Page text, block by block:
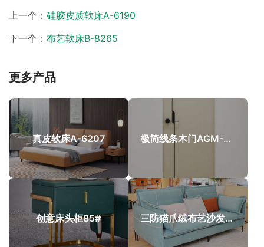
上一个： 硅胶皮质软床A-6190
下一个： 布艺软床B-8265
更多产品
真皮软床A-6207 极简线条木门AGM-NT10
创意床头柜85# 三防猫爪绒布艺沙发2012